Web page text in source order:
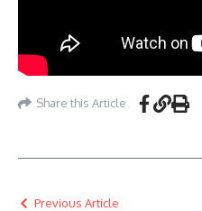
Share this Article
Previous Article